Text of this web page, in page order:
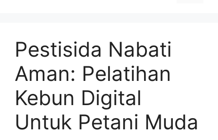
Pestisida Nabati
Aman: Pelatihan
Kebun Digital
Untuk Petani Muda